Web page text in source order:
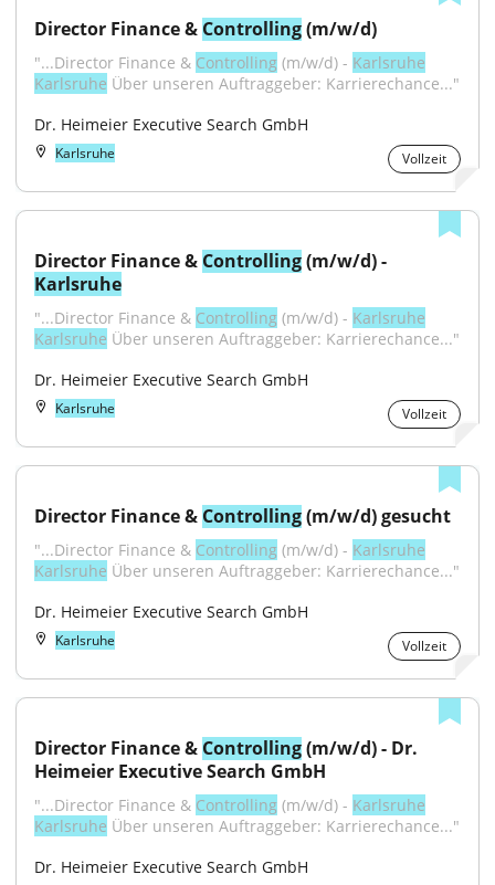
Director Finance & Controlling (m/w/d)
"...Director Finance & Controlling (m/w/d) - Karlsruhe
Karlsruhe Über unseren Auftraggeber: Karrierechance..."
Dr. Heimeier Executive Search GmbH
Karlsruhe Vollzeit
Director Finance & Controlling
Karlsruhe
"...Director Finance & Controlling (m/w/d) - Karlsruhe
Karlsruhe Über unseren Auftraggeber: Karrierechance..."
Dr. Heimeier Executive Search GmbH
Karlsruhe Vollzeit
Director Finance & Controlling (m/w/d) gesucht
"...Director Finance & Controlling (m/w/d) - Karlsruhe
Karlsruhe Über unseren Auftraggeber: Karrierechance..."
Dr. Heimeier Executive Search GmbH
Karlsruhe Vollzeit
Director Finance & Controlling (m/w/d) - Dr.
Heimeier Executive Search GmbH
"...Director Finance & Controlling (m/w/d) - Karlsruhe
Karlsruhe Über unseren Auftraggeber: Karrierechance..."
Dr. Heimeier Executive Search GmbH